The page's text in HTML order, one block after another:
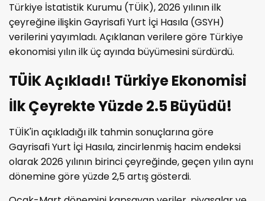
Türkiye İstatistik Kurumu (TÜİK), 2026 yılının ilk
çeyreğine ilişkin Gayrisafi Yurt İçi Hasıla (GSYH)
verilerini yayımladı. Açıklanan verilere göre Türkiye
ekonomisi yılın ilk üç ayında büyümesini sürdürdü.
TÜİK Açıkladı! Türkiye Ekonomisi
İlk Çeyrekte Yüzde 2.5 Büyüdü!
TÜİK'in açıkladığı ilk tahmin sonuçlarına göre
Gayrisafi Yurt İçi Hasıla, zincirlenmiş hacim endeksi
olarak 2026 yılının birinci çeyreğinde, geçen yılın aynı
dönemine göre yüzde 2,5 artış gösterdi.